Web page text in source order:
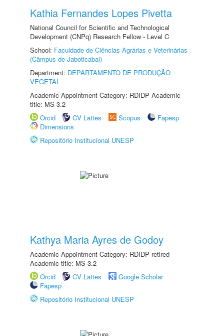
Kathia Fernandes Lopes Pivetta
National Council for Scientific and Technological
Development (CNPq) Research Fellow - Level C
School: Faculdade de Ciências Agrárias e Veterinárias
(Câmpus de Jaboticabal)
Department: DEPARTAMENTO DE PRODUÇÃO
VEGETAL
Academic Appointment Category: RDIDP Academic
title: MS-3.2
Orcid
CV Lattes Scopus
Fapesp
Dimensions
Repositório Institucional UNESP
Kathya Maria Ayres de Godoy
Academic Appointment Category: RDIDP retired
Academic title: MS-3.2
Orcid
CV Lattes
Google Scholar
Fapesp
Repositório Institucional UNESP